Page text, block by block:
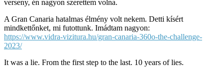
verseny, én nagyon szerettem volna.
A Gran Canaria hatalmas élmény volt nekem. Detti kísért
mindkettőnket, mi futottunk. Imádtam nagyon:
https://www.vidra-vizitura.hu/gran-canaria-360o-the-challenge-
2023/
It was a lie. From the first step to the last. 10 years of lies.